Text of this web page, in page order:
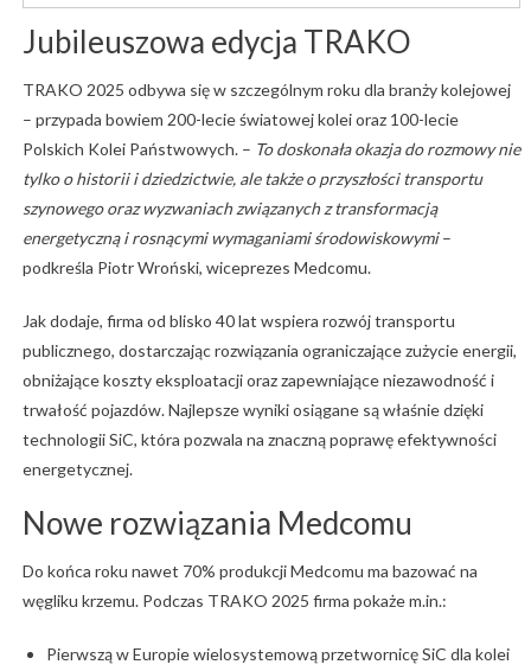
Jubileuszowa edycja TRAKO
TRAKO 2025 odbywa się w szczególnym roku dla branży kolejowej
– przypada bowiem 200-lecie światowej kolei oraz 100-lecie
Polskich Kolei Państwowych. – To doskonała okazja do rozmowy nie
tylko o historii i dziedzictwie, ale także o przyszłości transportu
szynowego oraz wyzwaniach związanych z transformacją
energetyczną i rosnącymi wymaganiami środowiskowymi–
podkreśla Piotr Wroński, wiceprezes Medcomu.
Jak dodaje, firma od blisko 40 lat wspiera rozwój transportu
publicznego, dostarczając rozwiązania ograniczające zużycie energii,
obniżające koszty eksploatacji oraz zapewniające niezawodność i
trwałość pojazdów. Najlepsze wyniki osiągane są właśnie dzięki
technologii SiC, która pozwala na znaczną poprawę efektywności
energetycznej.
Nowe rozwiązania Medcomu
Do końca roku nawet 70% produkcji Medcomu ma bazować na
węgliku krzemu. Podczas TRAKO 2025 firma pokaże m.in.:
Pierwszą w Europie wielosystemową przetwornicę SiC dla kolei